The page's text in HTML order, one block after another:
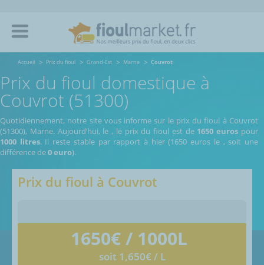
Accueil Prix du fioul Grand-Est Marne Couvrot
Prix du fioul domestique à
Couvrot (51300)
Quotidiennement, notre site vous informe sur le prix du fioul à Couvrot
(51300), Marne. Aujourd’hui, le, le prix du fioul est de 1650 euros pour
1000 litres. Il reste stable par rapport à hier (1650 euros le , soit une
différence de0 euro).
Prix du fioul à Couvrot
1650€ / 1000L
soit 1,650€ / L